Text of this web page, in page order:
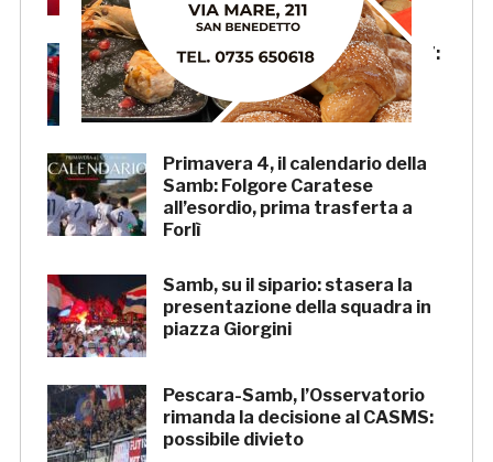
Samb, la maglia Home 2026/27:
«Il sale sulla pelle, l’ardore negli
occhi»
Primavera 4, il calendario della
Samb: Folgore Caratese
all’esordio, prima trasferta a
Forlì
Samb, su il sipario: stasera la
presentazione della squadra in
piazza Giorgini
Pescara-Samb, l’Osservatorio
rimanda la decisione al CASMS:
possibile divieto